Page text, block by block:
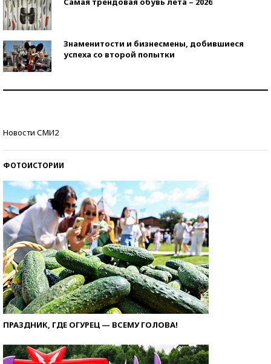
Знаменитости и бизнесмены, добившиеся
успеха со второй попытки
Новости СМИ2
ФОТОИСТОРИИ
ПРАЗДНИК, ГДЕ ОГУРЕЦ — ВСЕМУ ГОЛОВА!